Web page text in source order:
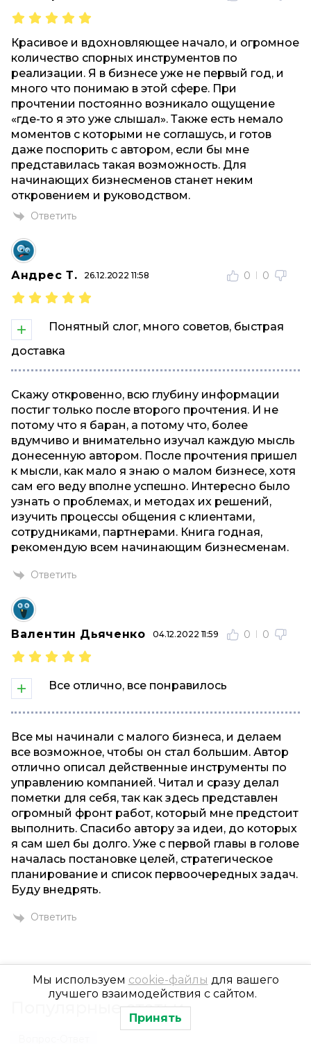
Красивое и вдохновляющее начало, и огромное
количество спорных инструментов по
реализации. Я в бизнесе уже не первый год, и
много что понимаю в этой сфере. При
прочтении постоянно возникало ощущение
«где-то я это уже слышал». Также есть немало
моментов с которыми не соглашусь, и готов
даже поспорить с автором, если бы мне
представилась такая возможность. Для
начинающих бизнесменов станет неким
откровением и руководством.
Ответить
Андрес Т. 26.12.2022 11:58 0 0
Скажу откровенно, всю глубину информации
постиг только после второго прочтения. И не
потому что я баран, а потому что, более
вдумчиво и внимательно изучал каждую мысль
донесенную автором. После прочтения пришел
к мысли, как мало я знаю о малом бизнесе, хотя
сам его веду вполне успешно. Интересно было
узнать о проблемах, и методах их решений,
изучить процессы общения с клиентами,
сотрудниками, партнерами. Книга годная,
рекомендую всем начинающим бизнесменам.
Понятный слог, много советов, быстрая
доставка
Ответить
Валентин Дьяченко 04.12.2022 11:59 0 0
Все мы начинали с малого бизнеса, и делаем
все возможное, чтобы он стал большим. Автор
отлично описал действенные инструменты по
управлению компанией. Читал и сразу делал
пометки для себя, так как здесь представлен
огромный фронт работ, который мне предстоит
выполнить. Спасибо автору за идеи, до которых
я сам шел бы долго. Уже с первой главы в голове
началась постановке целей, стратегическое
планирование и список первоочередных задач.
Буду внедрять.
Все отлично, все понравилось
Ответить
Популярные статьи
Мы используем cookie-файлы для вашего
лучшего взаимодействия с сайтом.
Принять